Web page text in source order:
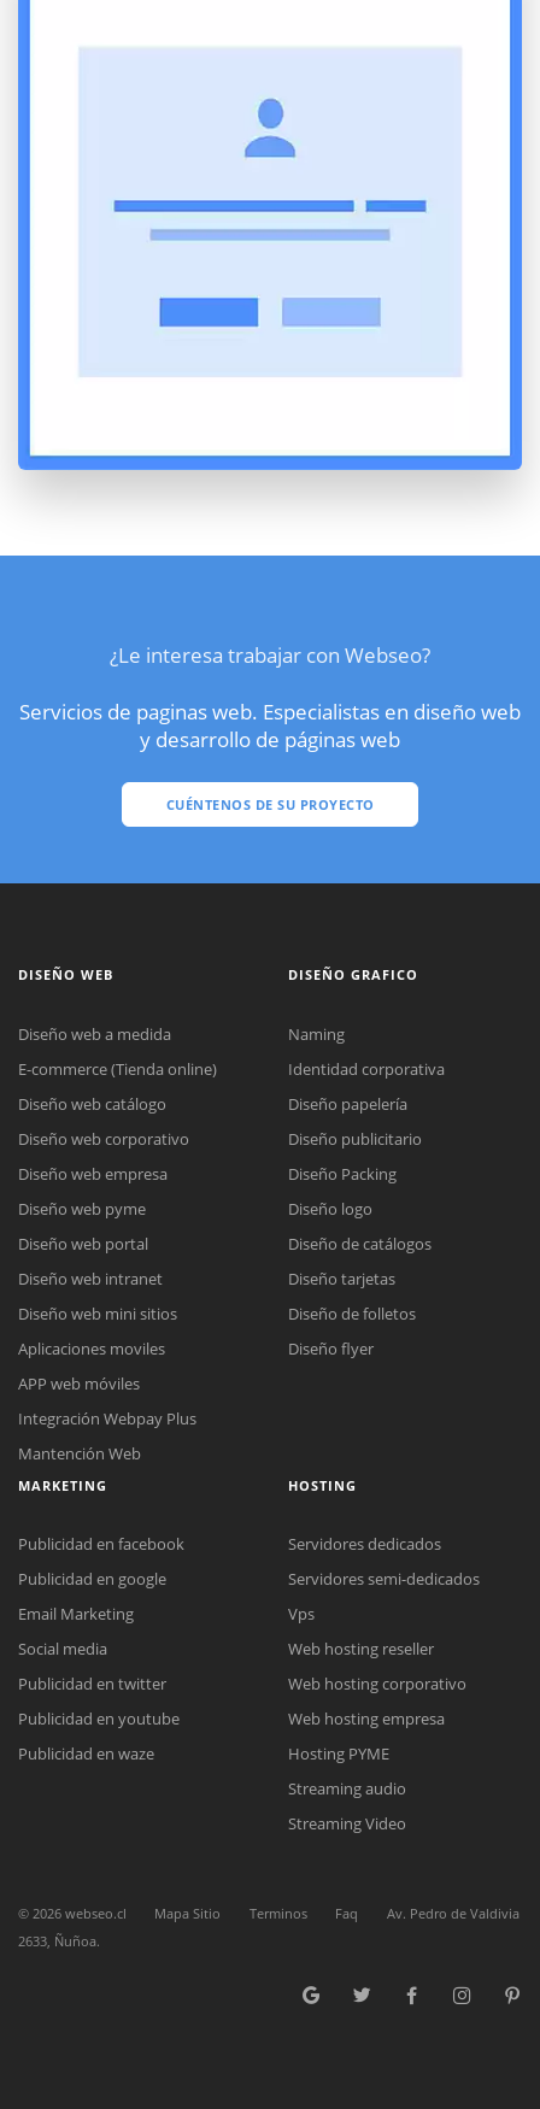
¿Le interesa trabajar con Webseo?
Servicios de paginas web. Especialistas en diseño web
y desarrollo de páginas web
CUÉNTENOS DE SU PROYECTO
Reunión online
Nuestros ejecutivos le enviarán un correo electrónico con el enlace a
Meet para la reunión online.
Cotización
Complete el formulario y nos contactaremos a la brevedad.
Chat Online
para enviarnos un correo electrónico con sus datos personales.
DISEÑO WEB
Diseño web a medida
E-commerce (Tienda online)
Diseño web catálogo
Diseño web corporativo
Diseño web empresa
Diseño web pyme
Diseño web portal
Diseño web intranet
Diseño web mini sitios
Aplicaciones moviles
APP web móviles
Integración Webpay Plus
Mantención Web
DISEÑO GRAFICO
Naming
Identidad corporativa
Diseño papelería
Diseño publicitario
Diseño Packing
Diseño logo
Diseño de catálogos
Diseño tarjetas
Diseño de folletos
Diseño flyer
MARKETING
Publicidad en facebook
Publicidad en google
Email Marketing
Social media
Publicidad en twitter
Publicidad en youtube
Publicidad en waze
HOSTING
Servidores dedicados
Servidores semi-dedicados
Vps
Web hosting reseller
Web hosting corporativo
Web hosting empresa
Hosting PYME
Streaming audio
Streaming Video
© 2026 webseo.cl Mapa Sitio Terminos Faq
Av. Pedro de Valdivia
2633, Ñuñoa.